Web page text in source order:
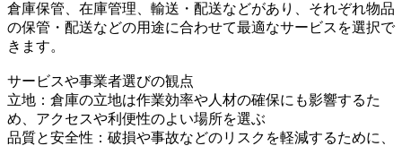
倉庫保管、在庫管理、輸送・配送などがあり、それぞれ物品
の保管・配送などの用途に合わせて最適なサービスを選択で
きます。
サービスや事業者選びの観点
立地：倉庫の立地は作業効率や人材の確保にも影響するた
め、アクセスや利便性のよい場所を選ぶ
品質と安全性：破損や事故などのリスクを軽減するために、